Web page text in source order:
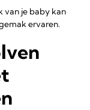
van je baby kan
ervaren.